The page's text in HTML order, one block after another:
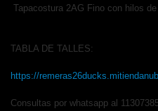
Tapacostura 2AG Fino con hilos
TABLA DE TALLES:
https://
Consultas por whatsapp al